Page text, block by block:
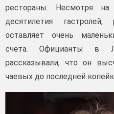
рестораны. Несмотря
десятилетия
оставляет очень
счета. Официанты в
рассказывали, что он
чаевых до последней